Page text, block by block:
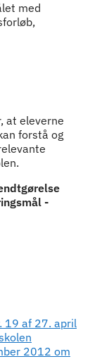
med
at eleverne
forstå og
-
19 af 27. april
2012 om